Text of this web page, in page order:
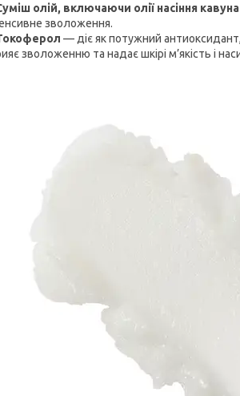
олій, включаючи олії насіння
зволоження.
— діє як потужний
зволоженню та надає шкірі м’якість і